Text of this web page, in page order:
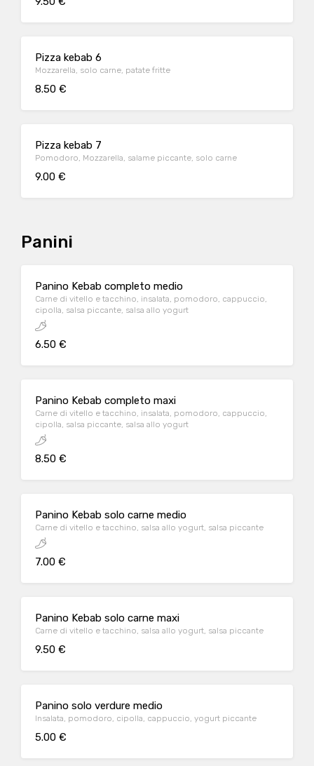
Pizza kebab 6
Mozzarella, solo carne, patate fritte
8.50 €
Pizza kebab 7
Pomodoro, Mozzarella, salame piccante, solo carne
9.00 €
Panini
Panino Kebab completo medio
Carne di vitello e tacchino, insalata, pomodoro, cappuccio,
cipolla, salsa piccante, salsa allo yogurt
6.50 €
Panino Kebab completo maxi
Carne di vitello e tacchino, insalata, pomodoro, cappuccio,
cipolla, salsa piccante, salsa allo yogurt
8.50 €
Panino Kebab solo carne medio
Carne di vitello e tacchino, salsa allo yogurt, salsa piccante
7.00 €
Panino Kebab solo carne maxi
Carne di vitello e tacchino, salsa allo yogurt, salsa piccante
9.50 €
Panino solo verdure medio
Insalata, pomodoro, cipolla, cappuccio, yogurt piccante
5.00 €